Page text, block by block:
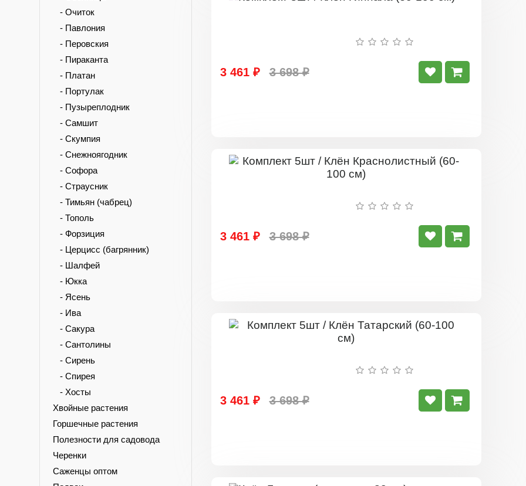
- Очиток
- Павлония
- Перовския
- Пираканта
- Платан
- Портулак
- Пузыреплодник
- Самшит
- Скумпия
- Снежноягодник
- Софора
- Страусник
- Тимьян (чабрец)
- Тополь
- Форзиция
- Церцисс (багрянник)
- Шалфей
- Юкка
- Ясень
- Ива
- Сакура
- Сантолины
- Сирень
- Спирея
- Хосты
Хвойные растения
Горшечные растения
Полезности для садовода
Черенки
Саженцы оптом
см)
3 461 ₽ 3 698 ₽
3 461 ₽ 3 698 ₽
3 461 ₽ 3 698 ₽